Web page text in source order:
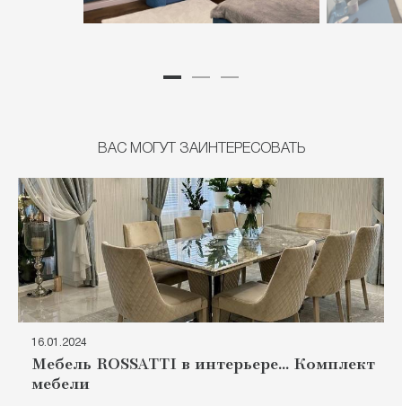
1 2 3
ВАС МОГУТ ЗАИНТЕРЕСОВАТЬ
16.01.2024
Мебель ROSSATTI в интерьере... Комплект
мебели